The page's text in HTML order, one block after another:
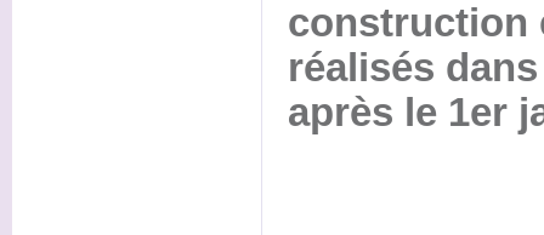
construction
réalisés
après le 1er